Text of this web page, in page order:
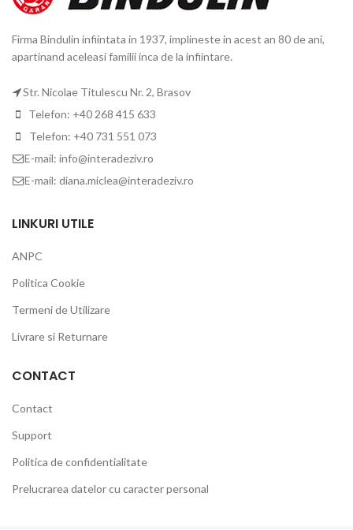
Firma Bindulin infiintata in 1937, implineste in acest an 80 de ani,
apartinand aceleasi familii inca de la infiintare.
Str. Nicolae Titulescu Nr. 2, Brasov
Telefon: +40 268 415 633
Telefon: +40 731 551 073
E-mail: info@interadeziv.ro
E-mail: diana.miclea@interadeziv.ro
LINKURI UTILE
ANPC
Politica Cookie
Termeni de Utilizare
Livrare si Returnare
CONTACT
Contact
Support
Politica de confidentialitate
Prelucrarea datelor cu caracter personal